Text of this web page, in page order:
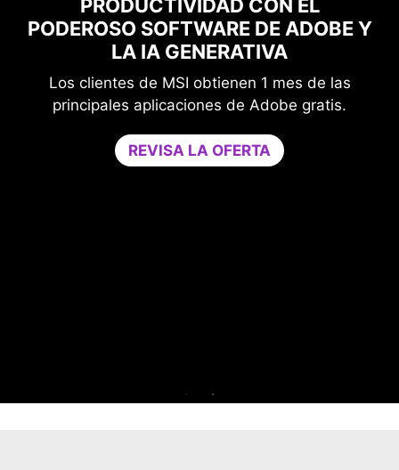
Y
de las
gratis.
MAXIMIZA EL RENDIMIENTO
JUEGOS CON NORTON
OPTIMIZER
Mejora tu protección sin
Game Optimizer dedica la potencia de
necesaria para un rendimiento óptimo